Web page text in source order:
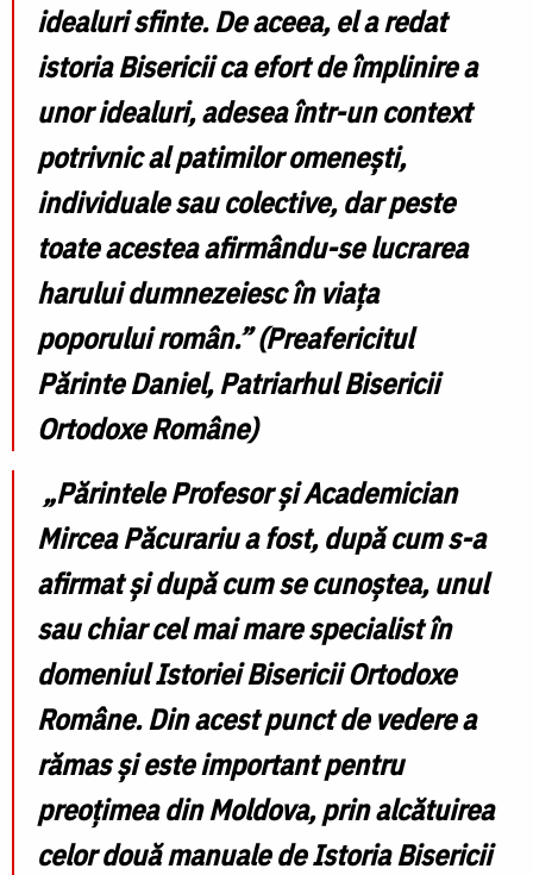
idealuri sfinte. De aceea, el a redat
istoria Bisericii ca efort de împlinire a
unor idealuri, adesea într-un context
potrivnic al patimilor omenești,
individuale sau colective, dar peste
toate acestea afirmându-se lucrarea
harului dumnezeiesc în viața
poporului român.”(Preafericitul
Părinte Daniel, Patriarhul Bisericii
Ortodoxe Române)
„Părintele Profesor și Academician
Mircea Păcurariu a fost, după cum s-a
afirmat și după cum se cunoștea, unul
sau chiar cel mai mare specialist în
domeniulIstoriei Bisericii Ortodoxe
Române. Din acest punct de vedere a
rămas și este important pentru
preoțimea din Moldova, prin alcătuirea
celor două manuale deIstoria Bisericii